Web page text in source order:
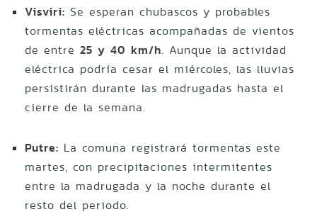
Visviri: Se esperan chubascos y probables
tormentas eléctricas acompañadas de vientos
de entre 25 y 40 km/h. Aunque la actividad
eléctrica podría cesar el miércoles, las lluvias
persistirán durante las madrugadas hasta el
cierre de la semana.
Putre: La comuna registrará tormentas este
martes, con precipitaciones intermitentes
entre la madrugada y la noche durante el
resto del periodo.